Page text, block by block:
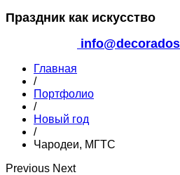
Праздник как искусство
Главная
/
Портфолио
/
Новый год
/
Чародеи, МГТС
Previous Next